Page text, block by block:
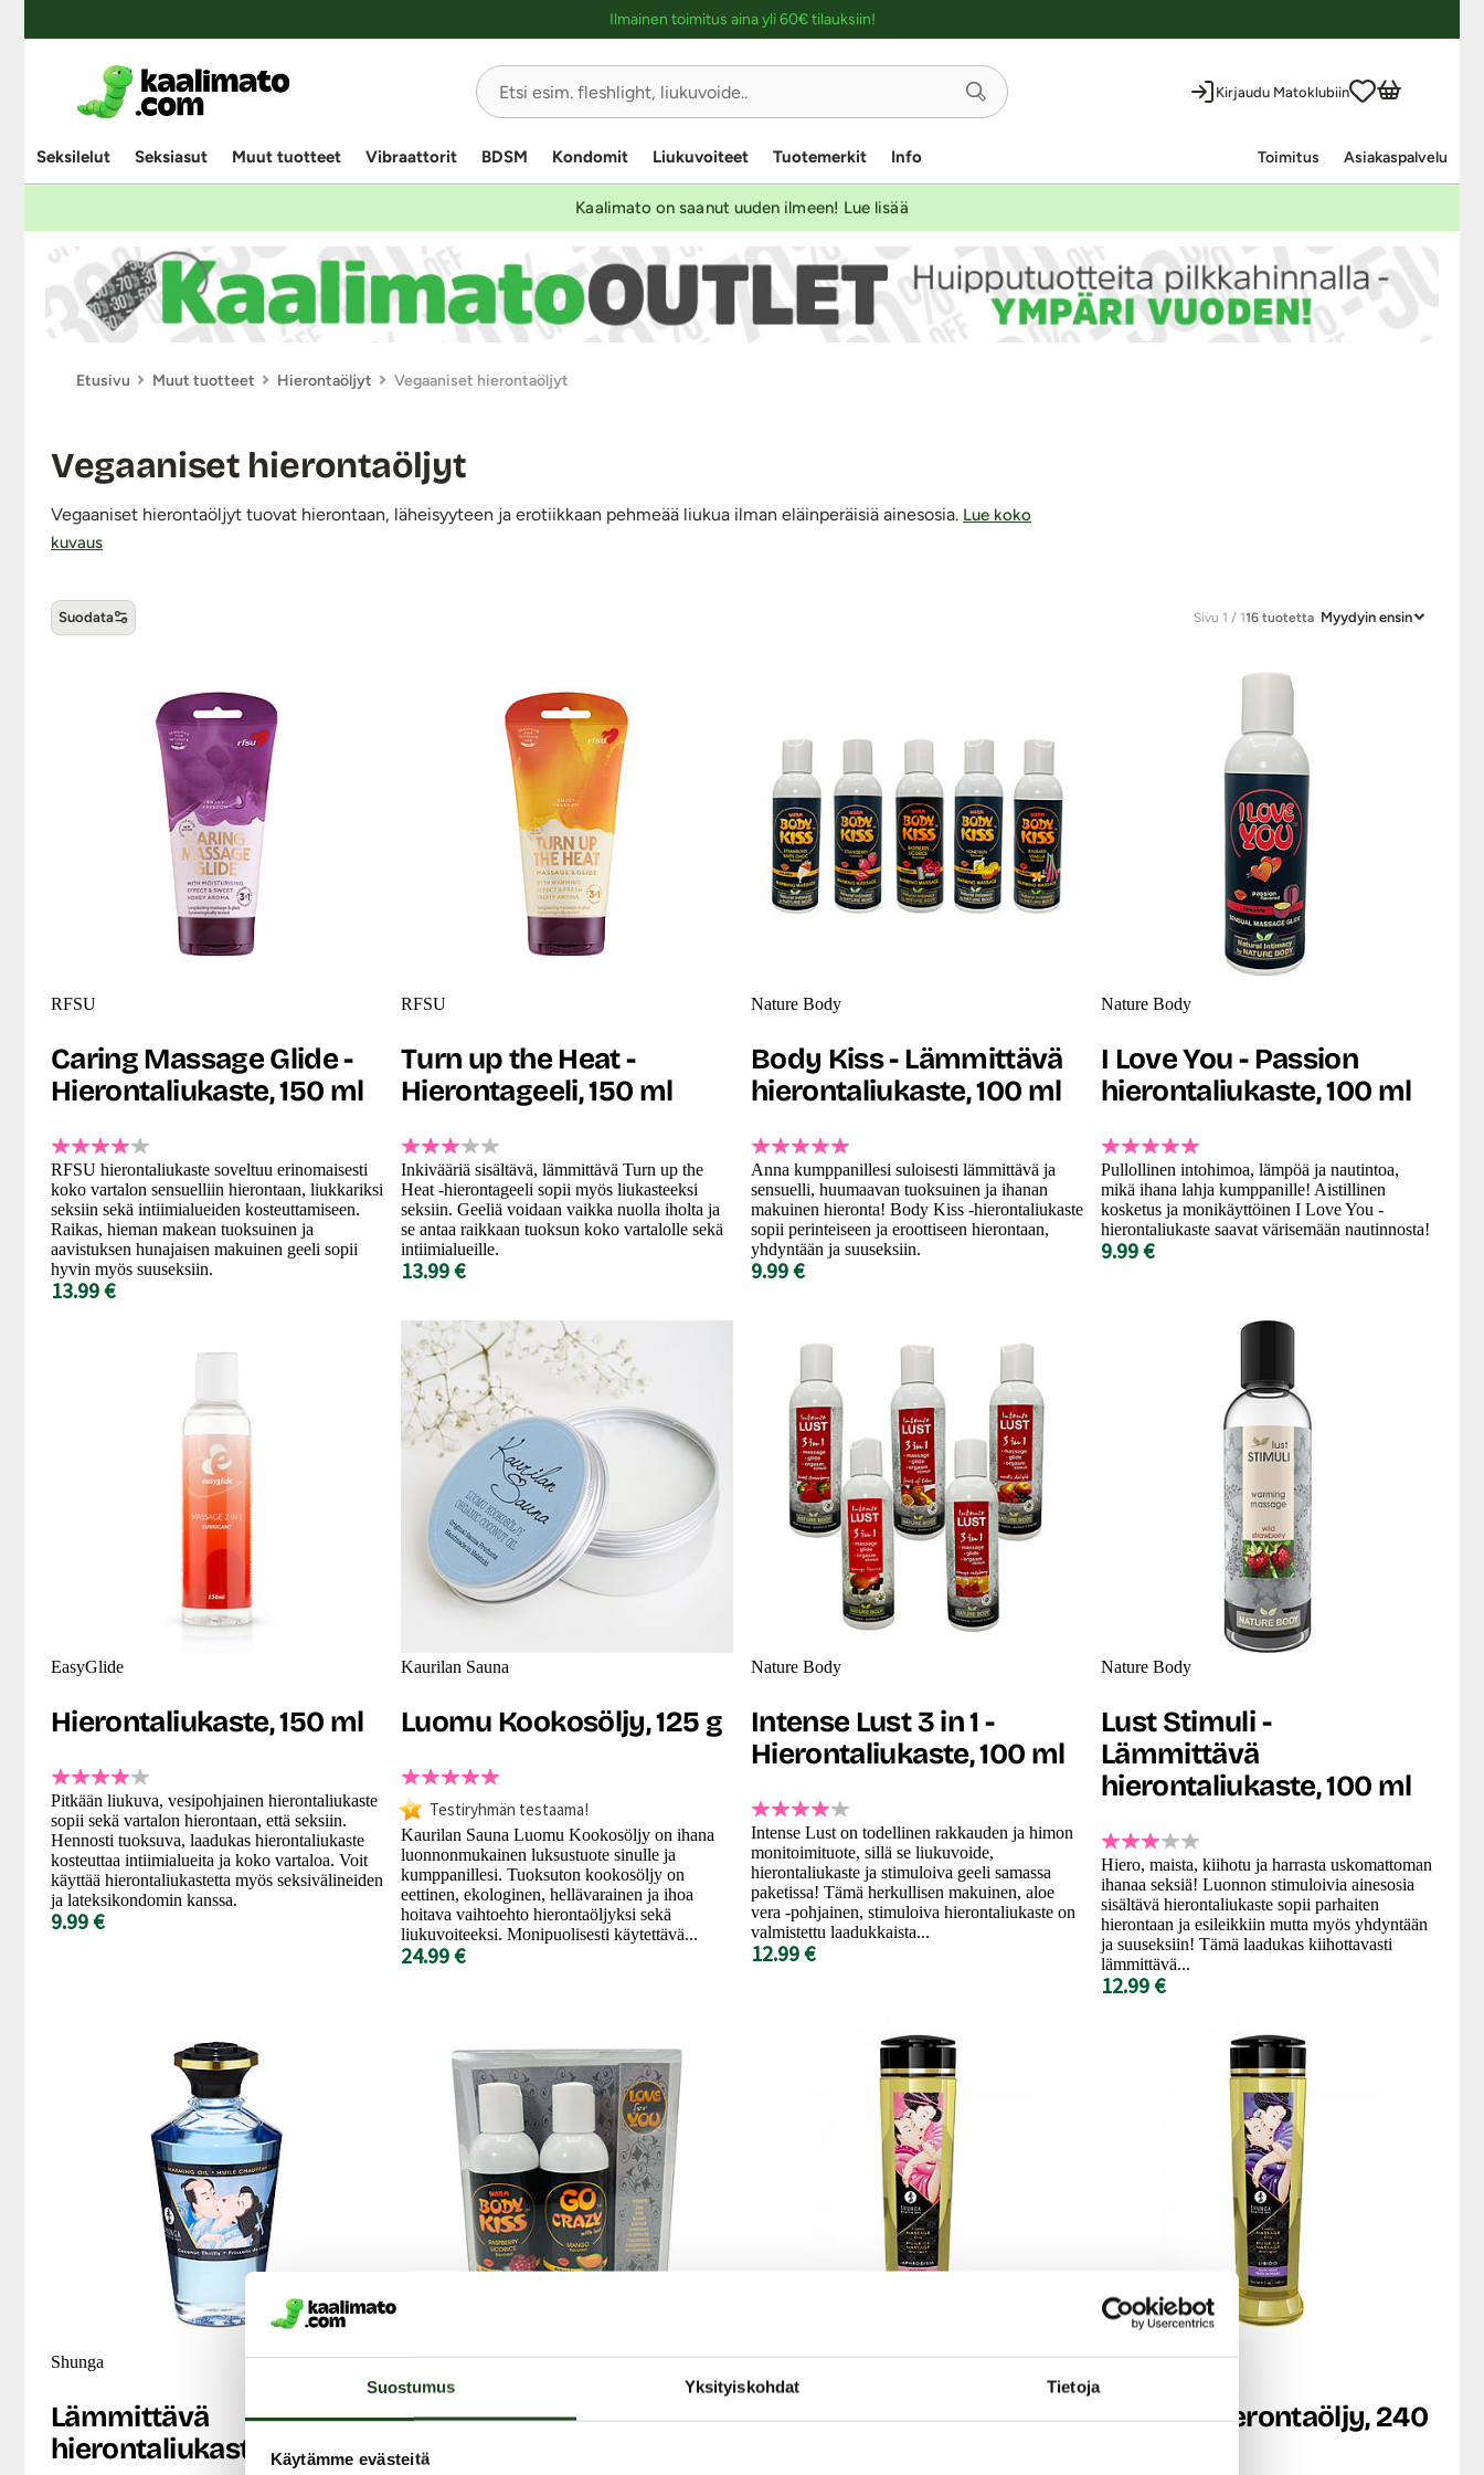
Suostumus Yksityiskohdat Tietoja
Käytämme evästeitä
Ilmainen toimitus aina yli 60€ tilauksiin!
Kirjaudu Matoklubiin
Seksilelut Seksiasut Muut tuotteet Vibraattorit BDSM Kondomit Liukuvoiteet Tuotemerkit Info Toimitus Asiakaspalvelu
Kaalimato on saanut uuden ilmeen! Lue lisää
Etusivu Muut tuotteet Hierontaöljyt Vegaaniset hierontaöljyt
Vegaaniset hierontaöljyt
Vegaaniset hierontaöljyt tuovat hierontaan, läheisyyteen ja erotiikkaan pehmeää liukua ilman eläinperäisiä ainesosia. Lue koko
kuvaus
Suodata Sivu 1 / 116 tuotetta Myydyin ensin
RFSU
Caring Massage Glide -
Hierontaliukaste, 150 ml
RFSU hierontaliukaste soveltuu erinomaisesti
koko vartalon sensuelliin hierontaan, liukkariksi
seksiin sekä intiimialueiden kosteuttamiseen.
Raikas, hieman makean tuoksuinen ja
aavistuksen hunajaisen makuinen geeli sopii
hyvin myös suuseksiin.
13.99 €
RFSU
Turn up the Heat -
Hierontageeli, 150 ml
Inkivääriä sisältävä, lämmittävä Turn up the
Heat -hierontageeli sopii myös liukasteeksi
seksiin. Geeliä voidaan vaikka nuolla iholta ja
se antaa raikkaan tuoksun koko vartalolle sekä
intiimialueille.
13.99 €
Nature Body
Body Kiss - Lämmittävä
hierontaliukaste, 100 ml
Anna kumppanillesi suloisesti lämmittävä ja
sensuelli, huumaavan tuoksuinen ja ihanan
makuinen hieronta! Body Kiss -hierontaliukaste
sopii perinteiseen ja eroottiseen hierontaan,
yhdyntään ja suuseksiin.
9.99 €
Nature Body
I Love You - Passion
hierontaliukaste, 100 ml
Pullollinen intohimoa, lämpöä ja nautintoa,
mikä ihana lahja kumppanille! Aistillinen
kosketus ja monikäyttöinen I Love You -
hierontaliukaste saavat värisemään nautinnosta!
9.99 €
EasyGlide
Hierontaliukaste, 150 ml
Pitkään liukuva, vesipohjainen hierontaliukaste
sopii sekä vartalon hierontaan, että seksiin.
Hennosti tuoksuva, laadukas hierontaliukaste
kosteuttaa intiimialueita ja koko vartaloa. Voit
käyttää hierontaliukastetta myös seksivälineiden
ja lateksikondomin kanssa.
9.99 €
Kaurilan Sauna
Luomu Kookosöljy, 125 g
Testiryhmän testaama!
Kaurilan Sauna Luomu Kookosöljy on ihana
luonnonmukainen luksustuote sinulle ja
kumppanillesi. Tuoksuton kookosöljy on
eettinen, ekologinen, hellävarainen ja ihoa
hoitava vaihtoehto hierontaöljyksi sekä
liukuvoiteeksi. Monipuolisesti käytettävä...
24.99 €
Nature Body
Intense Lust 3 in 1 -
Hierontaliukaste, 100 ml
Intense Lust on todellinen rakkauden ja himon
monitoimituote, sillä se liukuvoide,
hierontaliukaste ja stimuloiva geeli samassa
paketissa! Tämä herkullisen makuinen, aloe
vera -pohjainen, stimuloiva hierontaliukaste on
valmistettu laadukkaista...
12.99 €
Nature Body
Lust Stimuli -
Lämmittävä
hierontaliukaste, 100 ml
Hiero, maista, kiihotu ja harrasta uskomattoman
ihanaa seksiä! Luonnon stimuloivia ainesosia
sisältävä hierontaliukaste sopii parhaiten
hierontaan ja esileikkiin mutta myös yhdyntään
ja suuseksiin! Tämä laadukas kiihottavasti
lämmittävä...
12.99 €
Shunga
Lämmittävä
hierontaliukaste, 100 ml
Nature Body
Love for You -
Lahjapakkaus, 2 x 100 ml
Shunga
Aphrodisia -
Shunga
Libido - Hierontaöljy, 240